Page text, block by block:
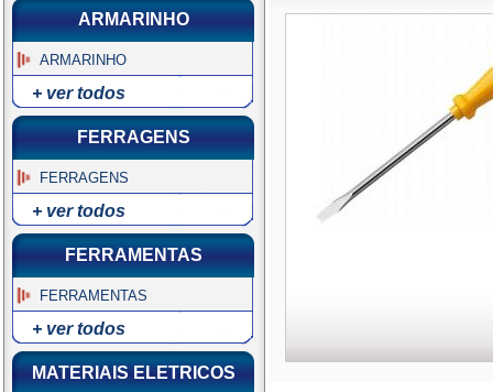
ARMARINHO
ARMARINHO
+ ver todos
FERRAGENS
FERRAGENS
+ ver todos
FERRAMENTAS
FERRAMENTAS
+ ver todos
MATERIAIS ELETRICOS